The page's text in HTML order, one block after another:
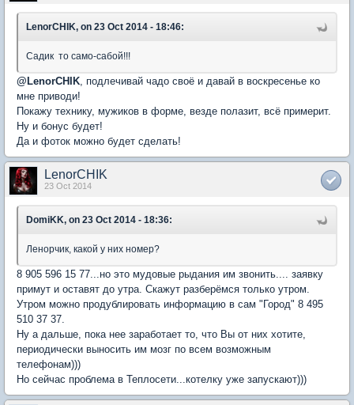
LenorCHIK, on 23 Oct 2014 - 18:46:
Садик то само-сабой!!!
@ LenorCHIK, подлечивай чадо своё и давай в воскресенье ко
мне приводи!
Покажу технику, мужиков в форме, везде полазит, всё примерит.
Ну и бонус будет!
Да и фоток можно будет сделать!
LenorCHIK
23 Oct 2014
DomiKK, on 23 Oct 2014 - 18:36:
Ленорчик, какой у них номер?
8 905 596 15 77...но это мудовые рыдания им звонить.... заявку
примут и оставят до утра. Скажут разберёмся только утром.
Утром можно продублировать информацию в сам "Город" 8 495
510 37 37.
Ну а дальше, пока нее заработает то, что Вы от них хотите,
периодически выносить им мозг по всем возможным
телефонам)))
Но сейчас проблема в Теплосети...котелку уже запускают)))